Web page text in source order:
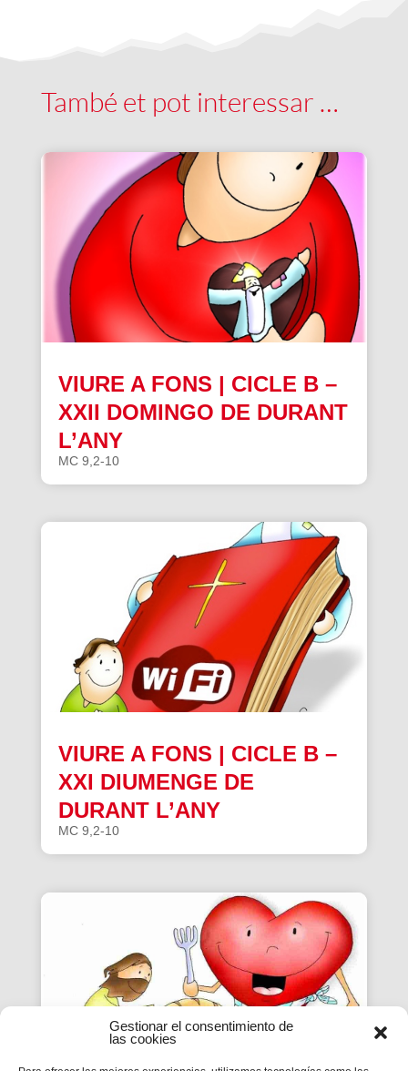
Gestionar el consentimiento de
las cookies
També et pot interessar …
VIURE A FONS | CICLE B –
XXII DOMINGO DE DURANT
L’ANY
MC 9,2-10
VIURE A FONS | CICLE B –
XXI DIUMENGE DE
DURANT L’ANY
MC 9,2-10